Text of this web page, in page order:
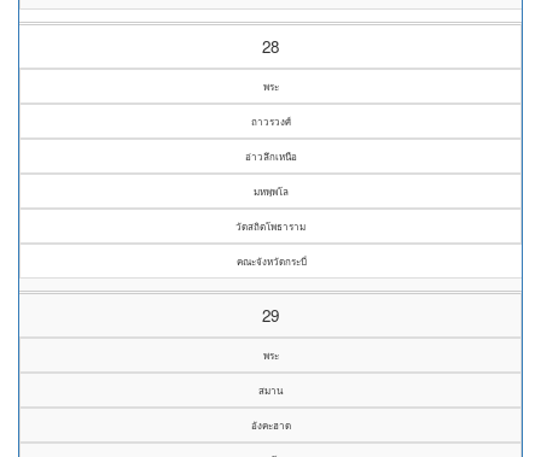
28
พระ
ถาวรวงศ์
อ่าวลึกเหนือ
มหพฺพโล
วัดสถิตโพธาราม
คณะจังหวัดกระบี่
29
พระ
สมาน
อังคะฮาด